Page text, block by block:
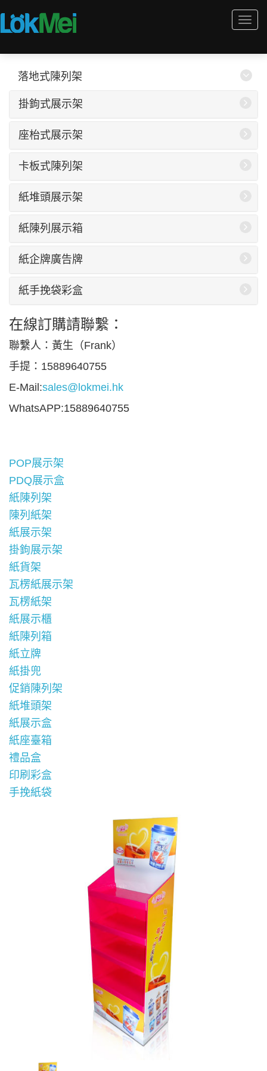
落地式陳列架
掛鉤式展示架
座枱式展示架
卡板式陳列架
紙堆頭展示架
紙陳列展示箱
紙企牌廣告牌
紙手挽袋彩盒
在線訂購請聯繫：
聯繫人：黃生（Frank）
手提：15889640755
E-Mail:sales@lokmei.hk
WhatsAPP:15889640755
POP展示架
PDQ展示盒
紙陳列架
陳列紙架
紙展示架
掛鉤展示架
紙貨架
瓦楞紙展示架
瓦楞紙架
紙展示櫃
紙陳列箱
紙立牌
紙掛兜
促銷陳列架
紙堆頭架
紙展示盒
紙座臺箱
禮品盒
印刷彩盒
手挽紙袋